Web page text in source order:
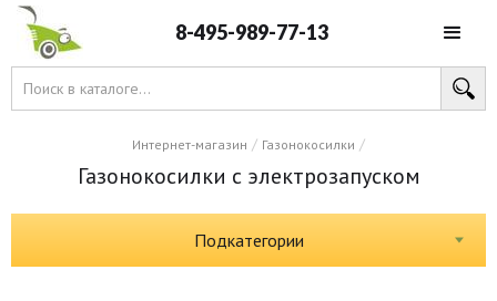
8-495-989-77-13
Интернет-магазин / Газонокосилки /
Газонокосилки с электрозапуском
Подкатегории